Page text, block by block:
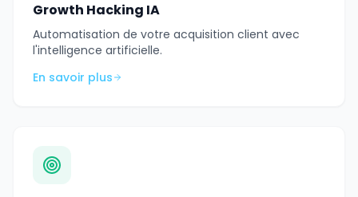
Growth Hacking IA
Automatisation de votre acquisition client avec
l'intelligence artificielle.
En savoir plus